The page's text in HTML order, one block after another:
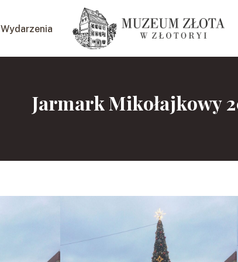
Wydarzenia
Jarmark Mikołajkowy